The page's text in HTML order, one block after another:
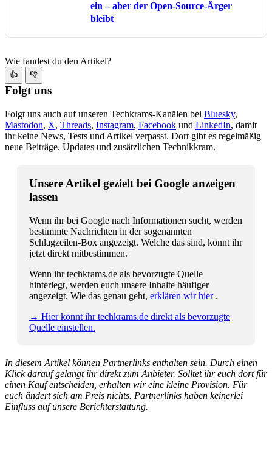
ein – aber der Open-Source-Ärger
bleibt
Wie fandest du den Artikel?
👍 👎
Folgt uns
Folgt uns auch auf unseren Techkrams-Kanälen bei Bluesky,
Mastodon, X, Threads, Instagram, Facebook und LinkedIn, damit
ihr keine News, Tests und Artikel verpasst. Dort gibt es regelmäßig
neue Beiträge, Updates und zusätzlichen Technikkram.
Unsere Artikel gezielt bei Google anzeigen
lassen
Wenn ihr bei Google nach Informationen sucht, werden
bestimmte Nachrichten in der sogenannten
Schlagzeilen-Box angezeigt. Welche das sind, könnt ihr
jetzt direkt mitbestimmen.
Wenn ihr techkrams.de als bevorzugte Quelle
hinterlegt, werden euch unsere Inhalte häufiger
angezeigt. Wie das genau geht, erklären wir hier .
→ Hier könnt ihr techkrams.de direkt als bevorzugte
Quelle einstellen.
In diesem Artikel können Partnerlinks enthalten sein. Durch einen
Klick darauf gelangt ihr direkt zum Anbieter. Solltet ihr euch dort für
einen Kauf entscheiden, erhalten wir eine kleine Provision. Für
euch ändert sich am Preis nichts. Partnerlinks haben keinerlei
Einfluss auf unsere Berichterstattung.